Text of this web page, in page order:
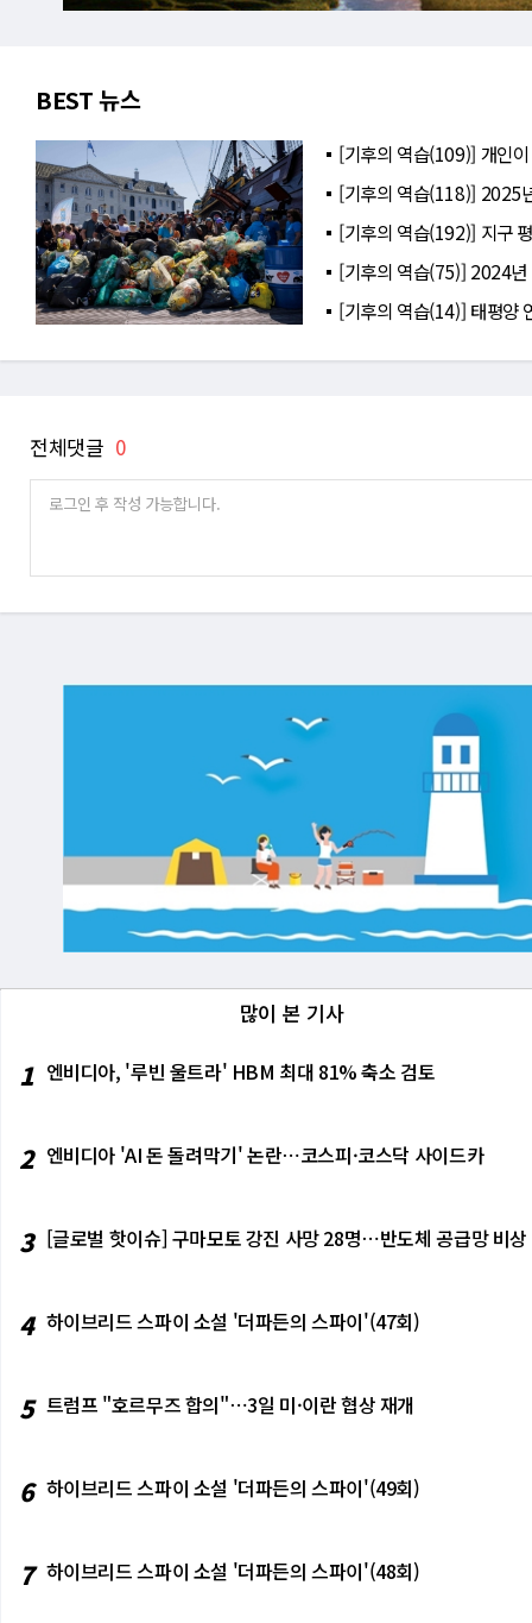
BEST 뉴스
[기후의 역습(109)] 개인
[기후의 역습(118)] 2025
[기후의 역습(192)] 지구
[기후의 역습(75)] 2024
[기후의 역습(14)] 태평양
전체댓글 0
많이 본 기사
1 엔비디아, '루빈 울트라' HBM 최대 81% 축소 검토
2 엔비디아 'AI 돈 돌려막기' 논란⋯코스피·코스닥 사이드카
3 [글로벌 핫이슈] 구마모토 강진 사망 28명⋯반도체 공급망 비상
4 하이브리드 스파이 소설 '더파든의 스파이'(47회)
5 트럼프 "호르무즈 합의"⋯3일 미·이란 협상 재개
6 하이브리드 스파이 소설 '더파든의 스파이'(49회)
7 하이브리드 스파이 소설 '더파든의 스파이'(48회)